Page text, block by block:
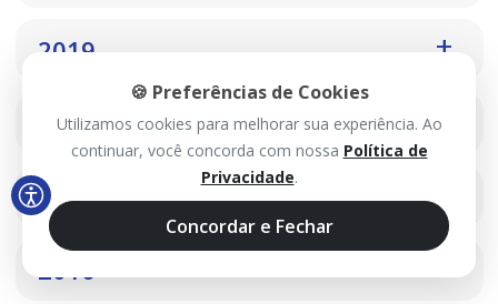
2019
2018
2017
2016
🍪 Preferências de Cookies
Utilizamos cookies para melhorar sua experiência. Ao
continuar, você concorda com nossa Política de
Privacidade.
Concordar e Fechar